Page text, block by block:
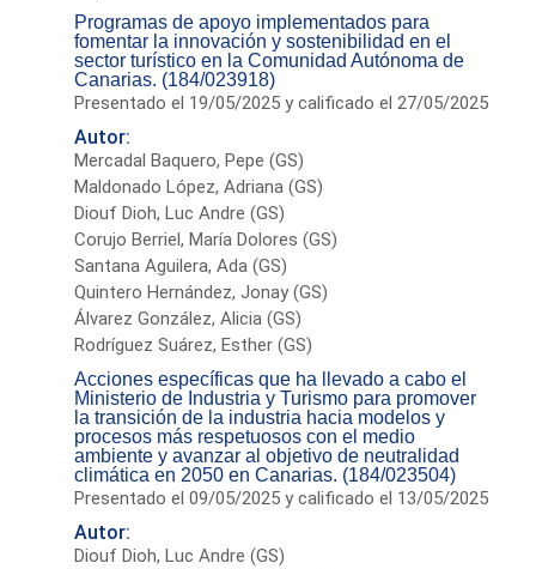
Programas de apoyo implementados para
fomentar la innovación y sostenibilidad en el
sector turístico en la Comunidad Autónoma de
Canarias. (184/023918)
Presentado el 19/05/2025 y calificado el 27/05/2025
Autor:
Mercadal Baquero, Pepe (GS)
Maldonado López, Adriana (GS)
Diouf Dioh, Luc Andre (GS)
Corujo Berriel, María Dolores (GS)
Santana Aguilera, Ada (GS)
Quintero Hernández, Jonay (GS)
Álvarez González, Alicia (GS)
Rodríguez Suárez, Esther (GS)
Acciones específicas que ha llevado a cabo el
Ministerio de Industria y Turismo para promover
la transición de la industria hacia modelos y
procesos más respetuosos con el medio
ambiente y avanzar al objetivo de neutralidad
climática en 2050 en Canarias. (184/023504)
Presentado el 09/05/2025 y calificado el 13/05/2025
Autor:
Diouf Dioh, Luc Andre (GS)